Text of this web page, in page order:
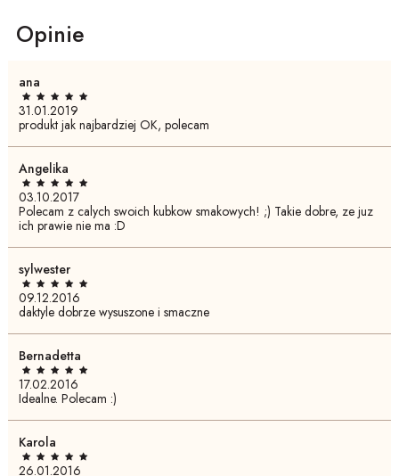
Opinie
ana
31.01.2019
produkt jak najbardziej OK, polecam
Angelika
03.10.2017
Polecam z calych swoich kubkow smakowych! ;) Takie dobre, ze juz
ich prawie nie ma :D
sylwester
09.12.2016
daktyle dobrze wysuszone i smaczne
Bernadetta
17.02.2016
Idealne. Polecam :)
Karola
26.01.2016